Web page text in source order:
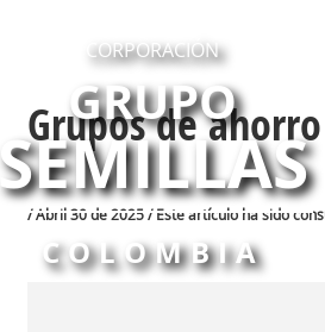
CORPORACIÓN
GRUPO
SEMILLAS
COLOMBIA
Grupos de
/ Abril 30 de 2025 / Este artículo ha sido